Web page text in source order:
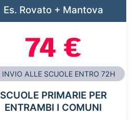
Es. Rovato + Mantova
74 €
INVIO ALLE SCUOLE ENTRO 72H
SCUOLE PRIMARIE PER
ENTRAMBI I COMUNI